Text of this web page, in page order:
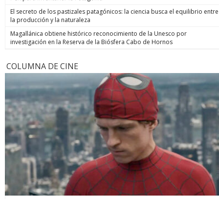
El secreto de los pastizales patagónicos: la ciencia busca el equilibrio entre
la producción y la naturaleza
Magallánica obtiene histórico reconocimiento de la Unesco por
investigación en la Reserva de la Biósfera Cabo de Hornos
COLUMNA DE CINE